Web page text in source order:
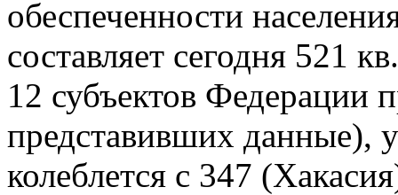
обеспеченности
составляет сегодня 521
12 субъектов Федерации
представивших данные),
колеблется с 347